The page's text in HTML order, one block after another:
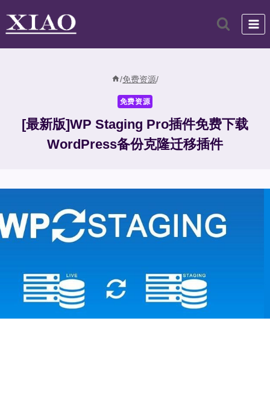
/免费资源/
免费资源
[最新版]WP Staging Pro插件免费下载
WordPress备份克隆迁移插件